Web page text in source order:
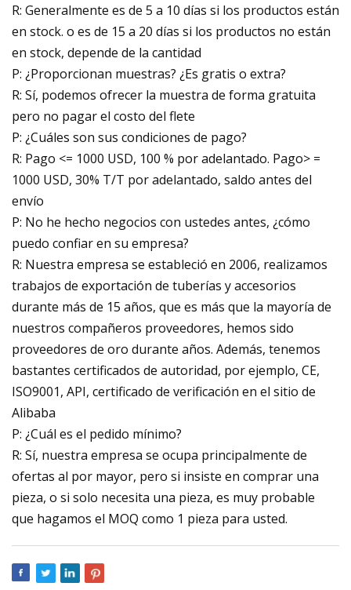
R: Generalmente es de 5 a 10 días si los productos están
en stock. o es de 15 a 20 días si los productos no están
en stock, depende de la cantidad
P: ¿Proporcionan muestras? ¿Es gratis o extra?
R: Sí, podemos ofrecer la muestra de forma gratuita
pero no pagar el costo del flete
P: ¿Cuáles son sus condiciones de pago?
R: Pago <= 1000 USD, 100 % por adelantado. Pago> =
1000 USD, 30% T/T por adelantado, saldo antes del
envío
P: No he hecho negocios con ustedes antes, ¿cómo
puedo confiar en su empresa?
R: Nuestra empresa se estableció en 2006, realizamos
trabajos de exportación de tuberías y accesorios
durante más de 15 años, que es más que la mayoría de
nuestros compañeros proveedores, hemos sido
proveedores de oro durante años. Además, tenemos
bastantes certificados de autoridad, por ejemplo, CE,
ISO9001, API, certificado de verificación en el sitio de
Alibaba
P: ¿Cuál es el pedido mínimo?
R: Sí, nuestra empresa se ocupa principalmente de
ofertas al por mayor, pero si insiste en comprar una
pieza, o si solo necesita una pieza, es muy probable
que hagamos el MOQ como 1 pieza para usted.